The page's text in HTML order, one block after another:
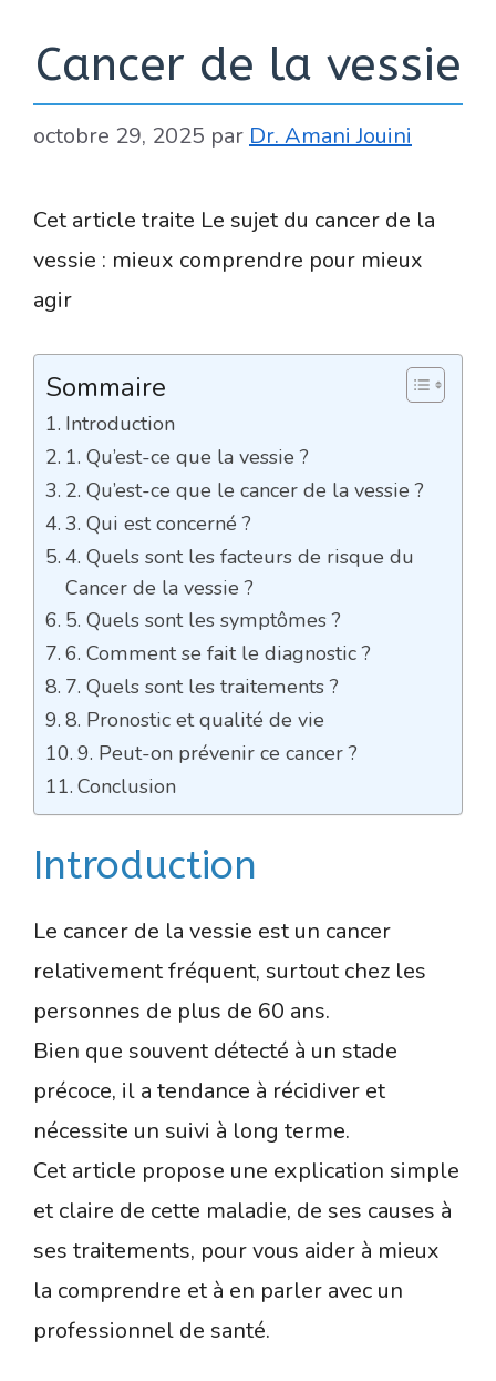
Cancer de la vessie
octobre 29, 2025 par Dr. Amani Jouini
Cet article traite Le sujet du cancer de la
vessie : mieux comprendre pour mieux
agir
Sommaire
Introduction
1. Qu’est-ce que la vessie ?
2. Qu’est-ce que le cancer de la vessie ?
3. Qui est concerné ?
4. Quels sont les facteurs de risque du
Cancer de la vessie ?
5. Quels sont les symptômes ?
6. Comment se fait le diagnostic ?
7. Quels sont les traitements ?
8. Pronostic et qualité de vie
9. Peut-on prévenir ce cancer ?
Conclusion
Introduction
Le cancer de la vessie est un cancer
relativement fréquent, surtout chez les
personnes de plus de 60 ans.
Bien que souvent détecté à un stade
précoce, il a tendance à récidiver et
nécessite un suivi à long terme.
Cet article propose une explication simple
et claire de cette maladie, de ses causes à
ses traitements, pour vous aider à mieux
la comprendre et à en parler avec un
professionnel de santé.